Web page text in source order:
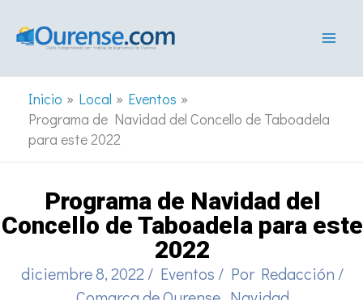
Inicio Local
Eventos
Programa de Navidad del Concello de Taboadela
para este 2022
Programa de Navidad del
Concello de Taboadela para este
2022
diciembre 8, 2022 / Eventos / Por Redacción /